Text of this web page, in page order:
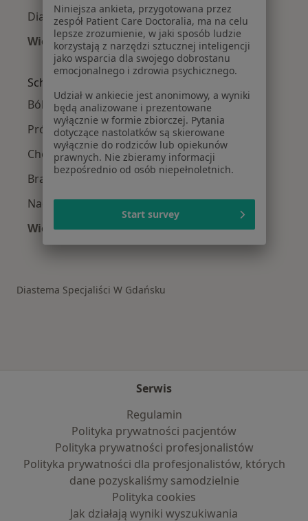
Diastema w Tczewie
Więcej (8)
Więcej w kategorii: W pobliżu Gdańska
Schorzenia w Gdańsku
Ból zęba w Gdańsku
Próchnica w Gdańsku
Choroby miazgi w Gdańsku
Braki zębowe w Gdańsku
Nadwrażliwość zębów w Gdańsku
Więcej (15)
Więcej w kategorii: Schorzenia w Gdańsku
Diastema Specjaliści W Gdańsku
Serwis
Regulamin
Polityka prywatności pacjentów
Polityka prywatności profesjonalistów
Polityka prywatności dla profesjonalistów, których
dane pozyskaliśmy samodzielnie
Polityka cookies
Jak działają wyniki wyszukiwania
Niniejsza ankieta, przygotowana przez
zespół Patient Care Doctoralia, ma na celu
lepsze zrozumienie, w jaki sposób ludzie
korzystają z narzędzi sztucznej inteligencji
jako wsparcia dla swojego dobrostanu
emocjonalnego i zdrowia psychicznego.
Udział w ankiecie jest anonimowy, a wyniki
będą analizowane i prezentowane
wyłącznie w formie zbiorczej. Pytania
dotyczące nastolatków są skierowane
wyłącznie do rodziców lub opiekunów
prawnych. Nie zbieramy informacji
bezpośrednio od osób niepełnoletnich.
Start survey